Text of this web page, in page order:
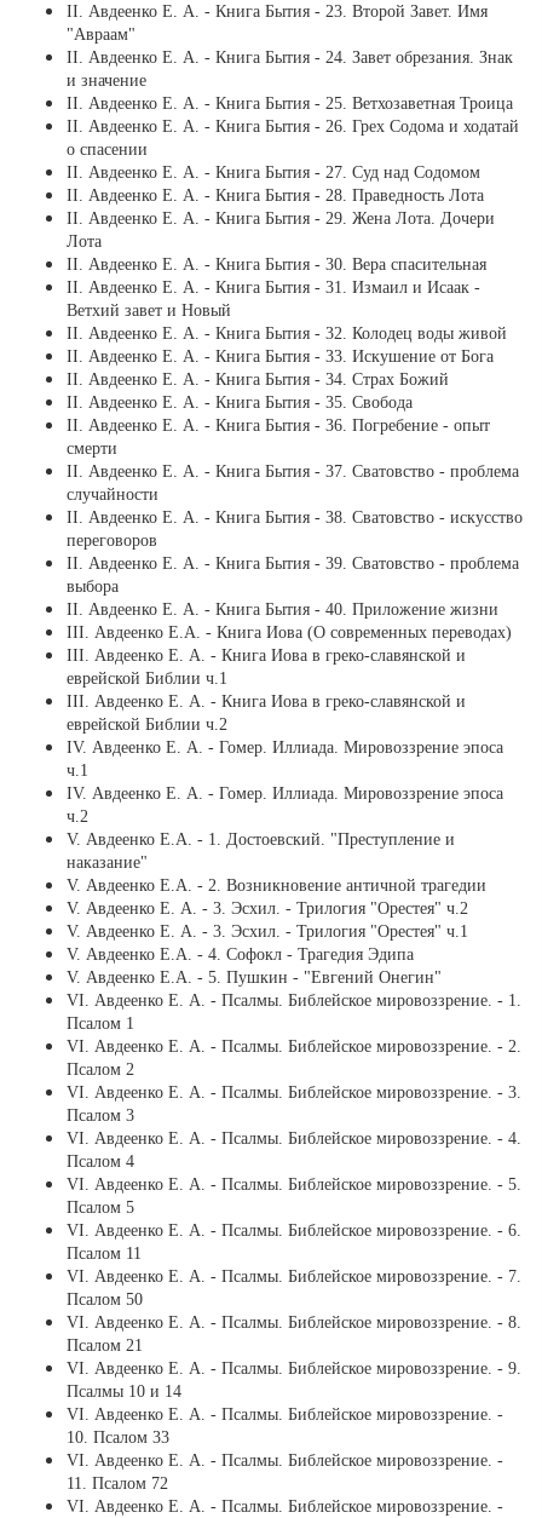
ІІ. Авдеенко Е. А. - Книга Бытия - 23. Второй Завет. Имя
"Авраам"
ІІ. Авдеенко Е. А. - Книга Бытия - 24. Завет обрезания. Знак
и значение
ІІ. Авдеенко Е. А. - Книга Бытия - 25. Ветхозаветная Троица
ІІ. Авдеенко Е. А. - Книга Бытия - 26. Грех Содома и ходатай
о спасении
ІІ. Авдеенко Е. А. - Книга Бытия - 27. Суд над Содомом
ІІ. Авдеенко Е. А. - Книга Бытия - 28. Праведность Лота
ІІ. Авдеенко Е. А. - Книга Бытия - 29. Жена Лота. Дочери
Лота
ІІ. Авдеенко Е. А. - Книга Бытия - 30. Вера спасительная
ІІ. Авдеенко Е. А. - Книга Бытия - 31. Измаил и Исаак -
Ветхий завет и Новый
ІІ. Авдеенко Е. А. - Книга Бытия - 32. Колодец воды живой
ІІ. Авдеенко Е. А. - Книга Бытия - 33. Искушение от Бога
ІІ. Авдеенко Е. А. - Книга Бытия - 34. Страх Божий
ІІ. Авдеенко Е. А. - Книга Бытия - 35. Свобода
ІІ. Авдеенко Е. А. - Книга Бытия - 36. Погребение - опыт
смерти
ІІ. Авдеенко Е. А. - Книга Бытия - 37. Сватовство - проблема
случайности
ІІ. Авдеенко Е. А. - Книга Бытия - 38. Сватовство - искусство
переговоров
ІІ. Авдеенко Е. А. - Книга Бытия - 39. Сватовство - проблема
выбора
ІІ. Авдеенко Е. А. - Книга Бытия - 40. Приложение жизни
ІІI. Авдеенко Е.А. - Книга Иова (О современных переводах)
ІІІ. Авдеенко Е. А. - Книга Иова в греко-славянской и
еврейской Библии ч.1
ІІІ. Авдеенко Е. А. - Книга Иова в греко-славянской и
еврейской Библии ч.2
ІV. Авдеенко Е. А. - Гомер. Иллиада. Мировоззрение эпоса
ч.1
ІV. Авдеенко Е. А. - Гомер. Иллиада. Мировоззрение эпоса
ч.2
V. Авдеенко Е.А. - 1. Достоевский. "Преступление и
наказание"
V. Авдеенко Е.А. - 2. Возникновение античной трагедии
V. Авдеенко Е. А. - 3. Эсхил. - Трилогия "Орестея" ч.2
V. Авдеенко Е. А. - 3. Эсхил. - Трилогия "Орестея" ч.1
V. Авдеенко Е.А. - 4. Софокл - Трагедия Эдипа
V. Авдеенко Е.А. - 5. Пушкин - "Евгений Онегин"
VI. Авдеенко Е. А. - Псалмы. Библейское мировоззрение. - 1.
Псалом 1
VI. Авдеенко Е. А. - Псалмы. Библейское мировоззрение. - 2.
Псалом 2
VI. Авдеенко Е. А. - Псалмы. Библейское мировоззрение. - 3.
Псалом 3
VI. Авдеенко Е. А. - Псалмы. Библейское мировоззрение. - 4.
Псалом 4
VI. Авдеенко Е. А. - Псалмы. Библейское мировоззрение. - 5.
Псалом 5
VI. Авдеенко Е. А. - Псалмы. Библейское мировоззрение. - 6.
Псалом 11
VI. Авдеенко Е. А. - Псалмы. Библейское мировоззрение. - 7.
Псалом 50
VI. Авдеенко Е. А. - Псалмы. Библейское мировоззрение. - 8.
Псалом 21
VI. Авдеенко Е. А. - Псалмы. Библейское мировоззрение. - 9.
Псалмы 10 и 14
VI. Авдеенко Е. А. - Псалмы. Библейское мировоззрение. -
10. Псалом 33
VI. Авдеенко Е. А. - Псалмы. Библейское мировоззрение. -
11. Псалом 72
VI. Авдеенко Е. А. - Псалмы. Библейское мировоззрение. -